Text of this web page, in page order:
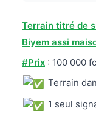
Terrain titré de
Biyem assi
#Prix : 100 000
Terrain
1 seul